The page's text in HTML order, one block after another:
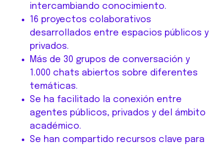
intercambiando conocimiento.
16 proyectos colaborativos
desarrollados entre espacios públicos y
privados.
Más de 30 grupos de conversación y
1.000 chats abiertos sobre diferentes
temáticas.
Se ha facilitado la conexión entre
agentes públicos, privados y del ámbito
académico.
Se han compartido recursos clave para